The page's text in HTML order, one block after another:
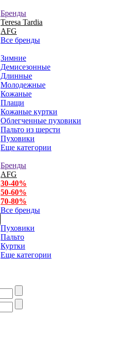
Бренды
Teresa Tardia
AFG
Все бренды
Зимние
Демисезонные
Длинные
Молодежные
Кожаные
Плащи
Кожаные куртки
Облегченные пуховики
Пальто из шерсти
Пуховики
Еще категории
Бренды
AFG
30-40%
50-60%
70-80%
Все бренды
Пуховики
Пальто
Куртки
Еще категории